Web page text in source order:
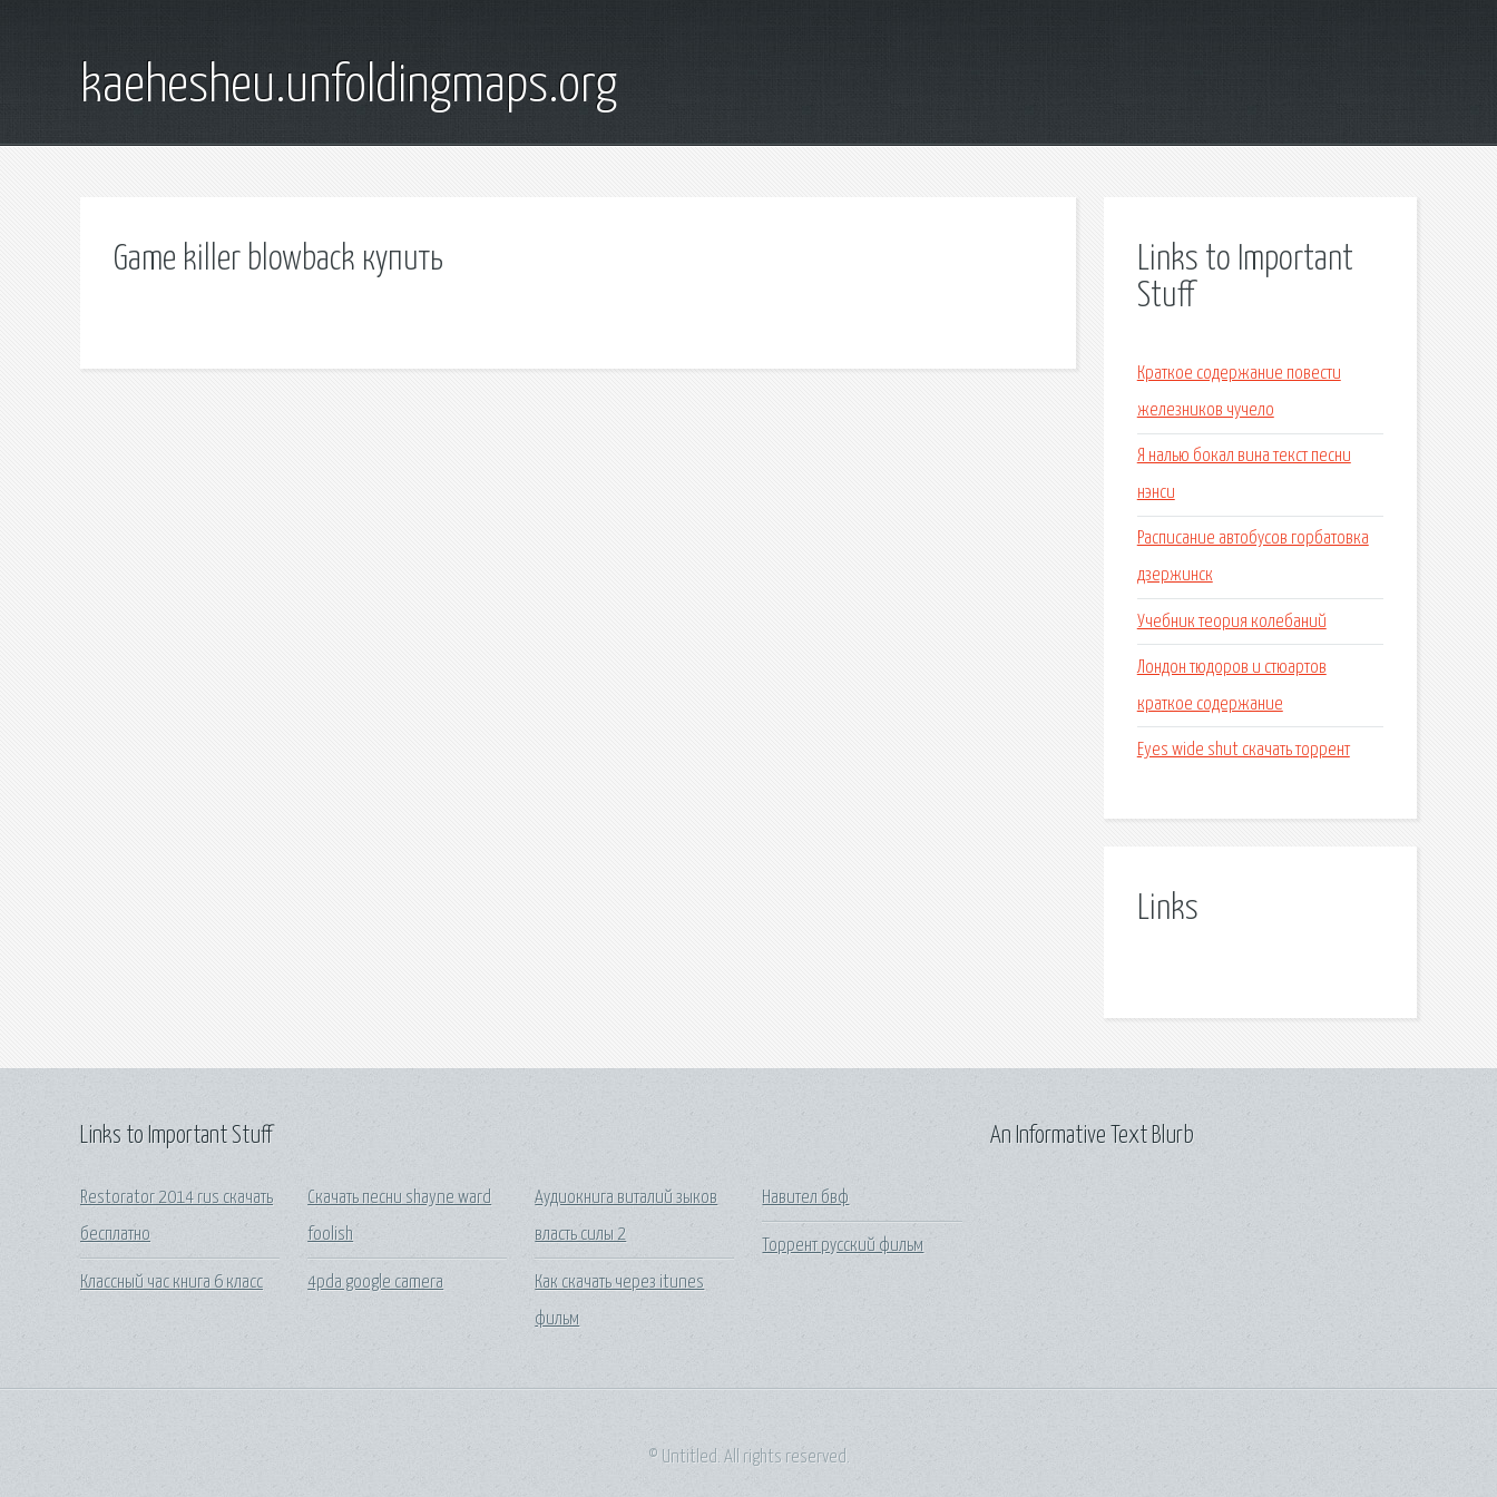
kaehesheu.unfoldingmaps.org
Game killer blowback купить
Links to Important
Stuff
Краткое содержание повести
железников чучело
Я налью бокал вина текст песни
нэнси
Расписание автобусов горбатовка
дзержинск
Учебник теория колебаний
Лондон тюдоров и стюартов
краткое содержание
Eyes wide shut скачать торрент
Links
Links to Important Stuff
Restorator 2014 rus скачать
бесплатно
Классный час книга 6 класс
Скачать песни shayne ward
foolish
4pda google camera
Аудиокнига виталий зыков
власть силы 2
Как скачать через itunes
фильм
Навител бвф
Торрент русский фильм
An Informative Text Blurb
© Untitled. All rights reserved.